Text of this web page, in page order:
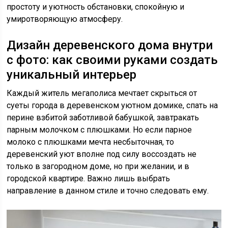
простоту и уютность обстановки, спокойную и
умиротворяющую атмосферу.
Дизайн деревенского дома внутри
с фото: как своими руками создать
уникальный интерьер
Каждый житель мегаполиса мечтает скрыться от
суеты города в деревенском уютном домике, спать на
перине взбитой заботливой бабушкой, завтракать
парным молочком с плюшками. Но если парное
молоко с плюшками мечта несбыточная, то
деревенский уют вполне под силу воссоздать не
только в загородном доме, но при желании, и в
городской квартире. Важно лишь выбрать
направление в данном стиле и точно следовать ему.